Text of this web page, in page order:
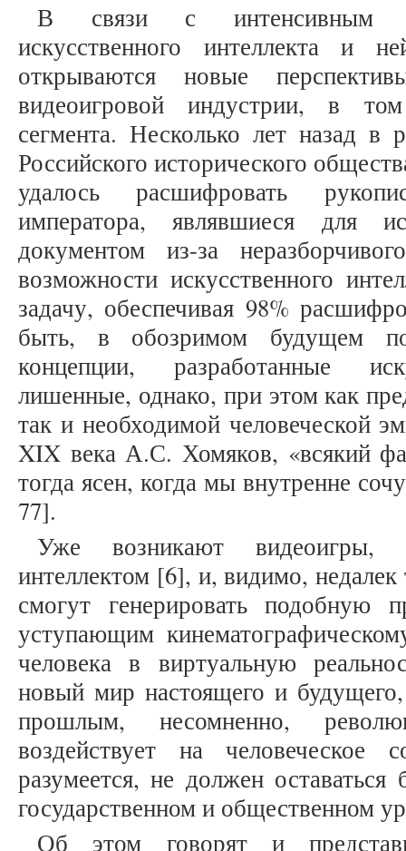
В связи с интенсивным
искусственного интеллекта и
открываются новые
видеоигровой индустрии, в
сегмента. Несколько лет назад в
Российского исторического
удалось расшифровать
императора, являвшиеся для
документом из-за
возможности искусственного
задачу, обеспечивая 98%
быть, в обозримом будущем
концепции, разработанные
лишенные, однако, при этом как
так и необходимой человеческой
XIX века А.С. Хомяков, «всякий
тогда ясен, когда мы внутренне
77].
Уже возникают видеоигры,
интеллектом [6], и, видимо,
смогут генерировать подобную
уступающим
человека в виртуальную
новый мир настоящего и
прошлым, несомненно,
воздействует на человеческое
разумеется, не должен
государственном и общественном
Об этом говорят и